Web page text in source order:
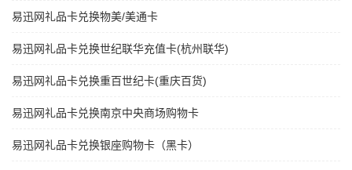
易迅网礼品卡兑换物美/美通卡
易迅网礼品卡兑换世纪联华充值卡(杭州联华)
易迅网礼品卡兑换重百世纪卡(重庆百货)
易迅网礼品卡兑换南京中央商场购物卡
易迅网礼品卡兑换银座购物卡（黑卡）